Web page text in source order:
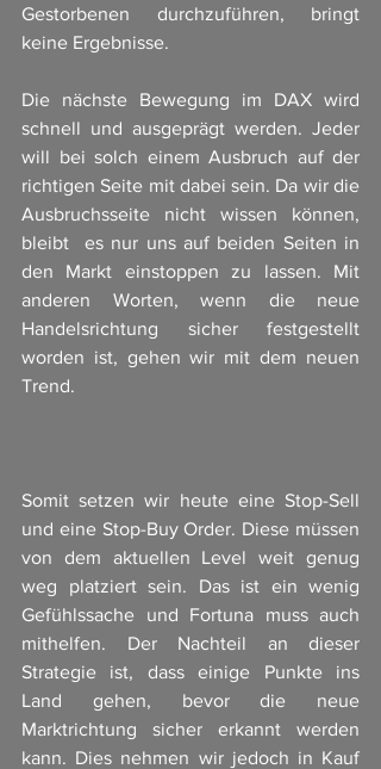
Gestorbenen durchzuführen, bringt
keine Ergebnisse.
Die nächste Bewegung im DAX wird
schnell und ausgeprägt werden. Jeder
will bei solch einem Ausbruch auf der
richtigen Seite mit dabei sein. Da wir die
Ausbruchsseite nicht wissen können,
bleibt  es nur uns auf beiden Seiten in
den Markt einstoppen zu lassen. Mit
anderen Worten, wenn die neue
Handelsrichtung sicher festgestellt
worden ist, gehen wir mit dem neuen
Trend.
Somit setzen wir heute eine Stop-Sell
und eine Stop-Buy Order. Diese müssen
von dem aktuellen Level weit genug
weg platziert sein. Das ist ein wenig
Gefühlssache und Fortuna muss auch
mithelfen. Der Nachteil an dieser
Strategie ist, dass einige Punkte ins
Land gehen, bevor die neue
Marktrichtung sicher erkannt werden
kann. Dies nehmen wir jedoch in Kauf